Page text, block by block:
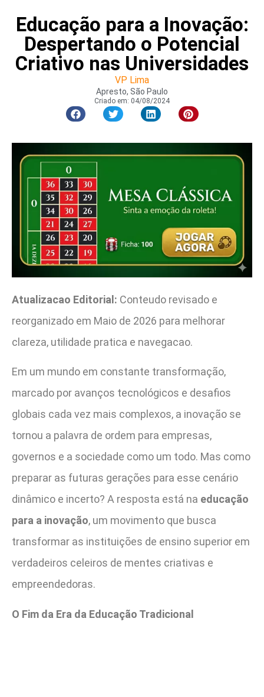
Educação para a Inovação:
Despertando o Potencial
Criativo nas Universidades
VP Lima
Apresto, São Paulo
Criado em: 04/08/2024
Atualizacao Editorial: Conteudo revisado e
reorganizado em Maio de 2026 para melhorar
clareza, utilidade pratica e navegacao.
Em um mundo em constante transformação,
marcado por avanços tecnológicos e desafios
globais cada vez mais complexos, a inovação se
tornou a palavra de ordem para empresas,
governos e a sociedade como um todo. Mas como
preparar as futuras gerações para esse cenário
dinâmico e incerto? A resposta está na educação
para a inovação, um movimento que busca
transformar as instituições de ensino superior em
verdadeiros celeiros de mentes criativas e
empreendedoras.
O Fim da Era da Educação Tradicional